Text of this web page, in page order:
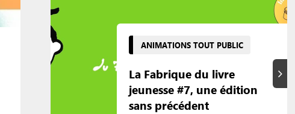
ANIMATIONS TOUT PUBLIC
La Fabrique du livre
jeunesse #7, une édition
sans précédent